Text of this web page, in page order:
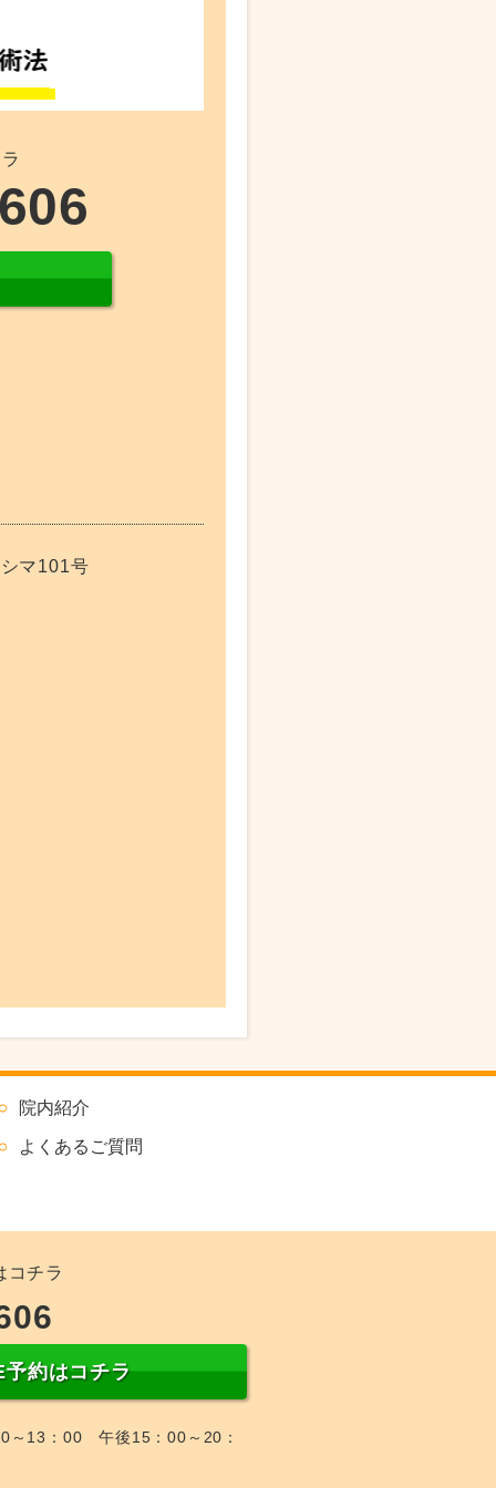
マ101号
院内紹介
よくあるご質問
コチラ
予約はコチラ
～13：00 午後15：00～20：